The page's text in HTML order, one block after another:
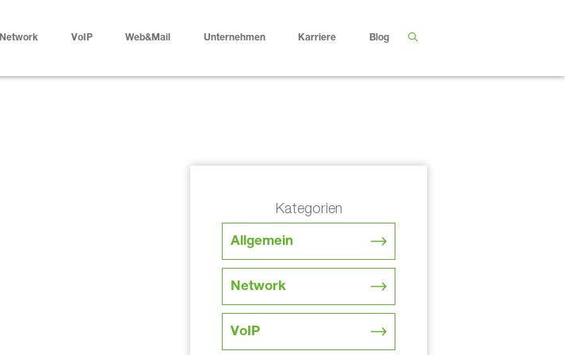
Network VoIP Web&Mail Unternehmen Karriere Blog
Kategorien
Allgemein
Network
VoIP